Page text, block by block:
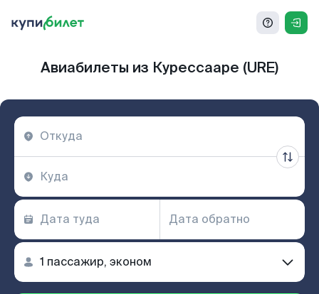
Авиабилеты из Курессааре (URE)